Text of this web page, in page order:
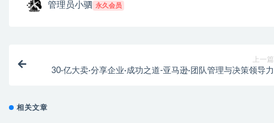
管理员小驷 永久会员
上一篇
30·亿大卖·分享企业·成功之道-亚马逊·团队管理与决策领导力
相关文章